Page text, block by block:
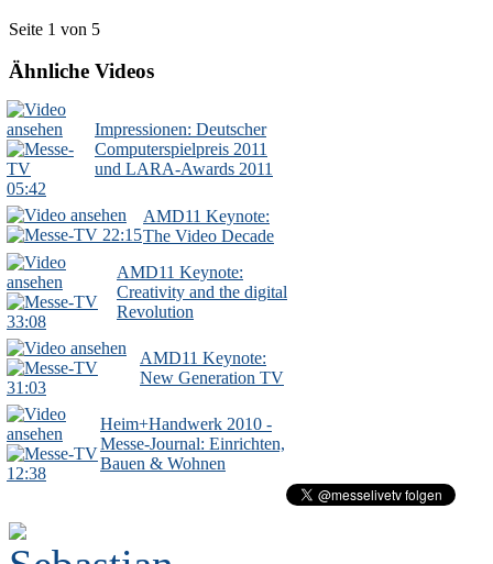
Seite 1 von 5
Ähnliche Videos
05:42
Impressionen: Deutscher
Computerspielpreis 2011
und LARA-Awards 2011
22:15
AMD11 Keynote:
The Video Decade
33:08
AMD11 Keynote:
Creativity and the digital
Revolution
31:03
AMD11 Keynote:
New Generation TV
12:38
Heim+Handwerk 2010 -
Messe-Journal: Einrichten,
Bauen & Wohnen